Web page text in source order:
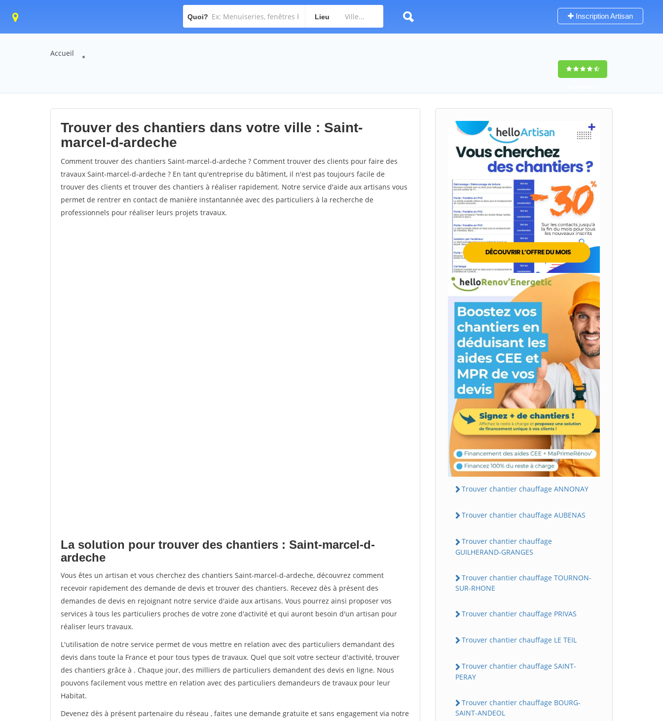
Quoi? Lieu Inscription Artisan
Accueil
Trouver des chantiers dans votre ville : Saint-
marcel-d-ardeche
Comment trouver des chantiers Saint-marcel-d-ardeche ? Comment trouver des clients pour faire des
travaux Saint-marcel-d-ardeche ? En tant qu'entreprise du bâtiment, il n'est pas toujours facile de
trouver des clients et trouver des chantiers à réaliser rapidement. Notre service d'aide aux artisans vous
permet de rentrer en contact de manière instantannée avec des particuliers à la recherche de
professionnels pour réaliser leurs projets travaux.
La solution pour trouver des chantiers : Saint-marcel-d-
ardeche
Vous êtes un artisan et vous cherchez des chantiers Saint-marcel-d-ardeche, découvrez comment
recevoir rapidement des demande de devis et trouver des chantiers. Recevez dès à présent des
demandes de devis en rejoignant notre service d'aide aux artisans. Vous pourrez ainsi proposer vos
services à tous les particuliers proches de votre zone d'activité et qui auront besoin d'un artisan pour
réaliser leurs travaux.
L'utilisation de notre service permet de vous mettre en relation avec des particuliers demandant des
devis dans toute la France et pour tous types de travaux. Quel que soit votre secteur d'activité, trouver
des chantiers grâce à . Chaque jour, des milliers de particuliers demandent des devis en ligne. Nous
pouvons facilement vous mettre en relation avec des particuliers demandeurs de travaux pour leur
Habitat.
Devenez dès à présent partenaire du réseau , faites une demande gratuite et sans engagement via notre
Trouver chantier chauffage ANNONAY
Trouver chantier chauffage AUBENAS
Trouver chantier chauffage
GUILHERAND-GRANGES
Trouver chantier chauffage TOURNON-
SUR-RHONE
Trouver chantier chauffage PRIVAS
Trouver chantier chauffage LE TEIL
Trouver chantier chauffage SAINT-
PERAY
Trouver chantier chauffage BOURG-
SAINT-ANDEOL